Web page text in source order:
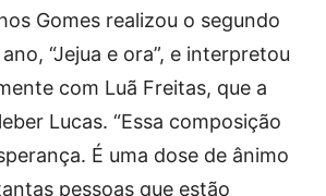
Gomes realizou o segundo
“Jejua e ora”, e interpretou
com Luã Freitas, que a
Lucas. “Essa composição
É uma dose de ânimo
pessoas que estão